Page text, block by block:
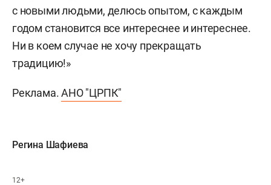
с новыми людьми, делюсь опытом, с каждым
годом становится все интереснее и интереснее.
Ни в коем случае не хочу прекращать
традицию!»
Реклама.АНО "ЦРПК"
Регина Шафиева
12+